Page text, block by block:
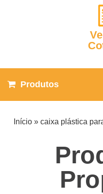
Produtos
Início »caixa plástica